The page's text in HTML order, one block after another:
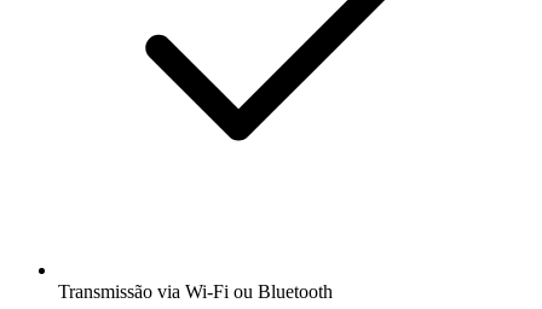
Transmissão via Wi-Fi ou Bluetooth